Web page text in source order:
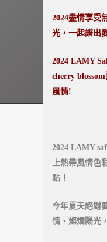
2024盡情享受
光，一起譜出
2024 LAMY
cherry
風情!
2024 LAMY
上熱帶風情色
點！
今年夏天絕對
情、燦爛陽光